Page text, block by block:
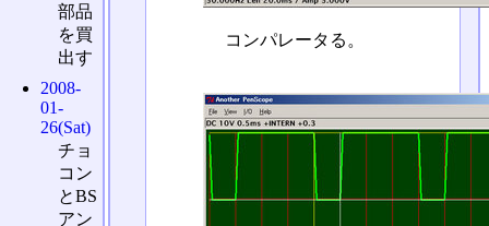
コンパレータる。
部品
を買
出す
2008-
01-
26(Sat)
チョ
コン
とBS
アン